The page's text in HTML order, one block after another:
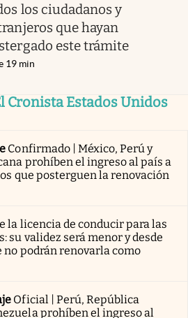
los ciudadanos y
que hayan
este trámite
19 min
Cronista Estados Unidos
Confirmado | México, Perú y
prohíben el ingreso al país a
que posterguen la renovación
la licencia de conducir para las
su validez será menor y desde
no podrán renovarla como
Oficial | Perú, República
prohíben el ingreso al